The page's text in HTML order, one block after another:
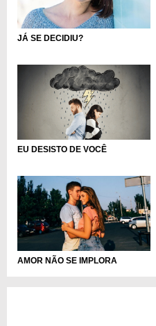
JÁ SE DECIDIU?
EU DESISTO DE VOCÊ
AMOR NÃO SE IMPLORA